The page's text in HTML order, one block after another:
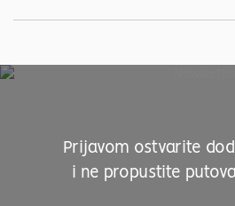
Prijavom ostvarite
i ne propustite